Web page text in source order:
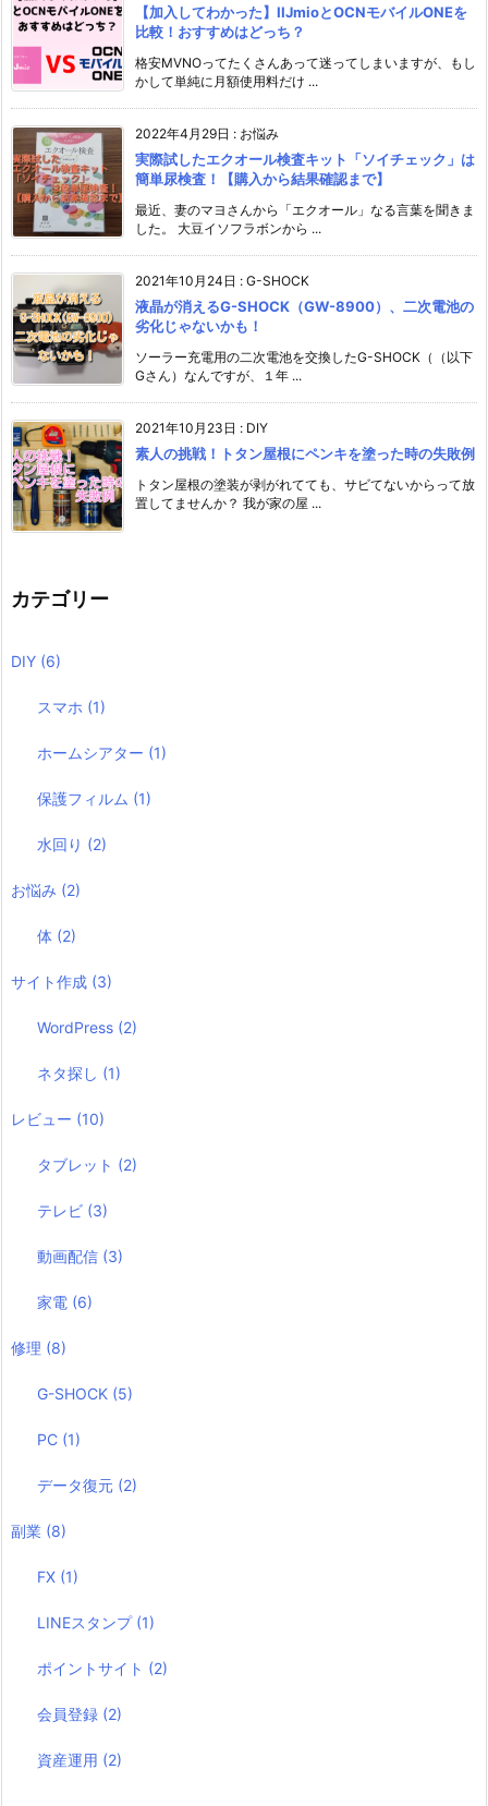
【加入してわかった】IIJmioとOCNモバイルONEを
比較！おすすめはどっち？
格安MVNOってたくさんあって迷ってしまいますが、もし
かして単純に月額使用料だけ ...
2022年4月29日 : お悩み
実際試したエクオール検査キット「ソイチェック」は
簡単尿検査！【購入から結果確認まで】
最近、妻のマヨさんから「エクオール」なる言葉を聞きま
した。 大豆イソフラボンから ...
2021年10月24日 : G-SHOCK
液晶が消えるG-SHOCK（GW-8900）、二次電池の
劣化じゃないかも！
ソーラー充電用の二次電池を交換したG-SHOCK（（以下
Gさん）なんですが、１年 ...
2021年10月23日 : DIY
素人の挑戦！トタン屋根にペンキを塗った時の失敗例
トタン屋根の塗装が剥がれてても、サビてないからって放
置してませんか？ 我が家の屋 ...
カテゴリー
DIY (6)
スマホ (1)
ホームシアター (1)
保護フィルム (1)
水回り (2)
お悩み (2)
体 (2)
サイト作成 (3)
WordPress (2)
ネタ探し (1)
レビュー (10)
タブレット (2)
テレビ (3)
動画配信 (3)
家電 (6)
修理 (8)
G-SHOCK (5)
PC (1)
データ復元 (2)
副業 (8)
FX (1)
LINEスタンプ (1)
ポイントサイト (2)
会員登録 (2)
資産運用 (2)